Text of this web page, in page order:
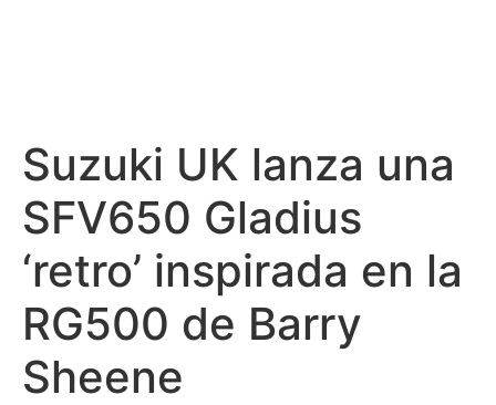
Suzuki UK lanza una
SFV650 Gladius
‘retro’ inspirada en la
RG500 de Barry
Sheene